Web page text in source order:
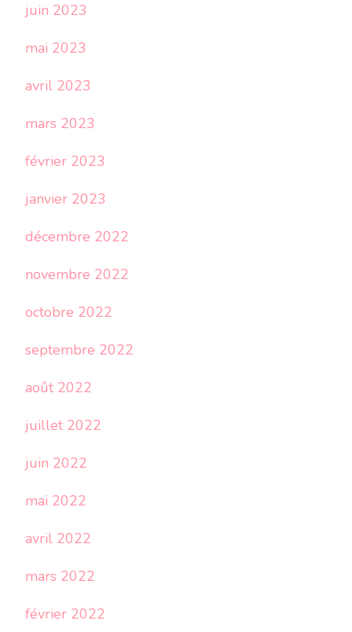
juin 2023
mai 2023
avril 2023
mars 2023
février 2023
janvier 2023
décembre 2022
novembre 2022
octobre 2022
septembre 2022
août 2022
juillet 2022
juin 2022
mai 2022
avril 2022
mars 2022
février 2022